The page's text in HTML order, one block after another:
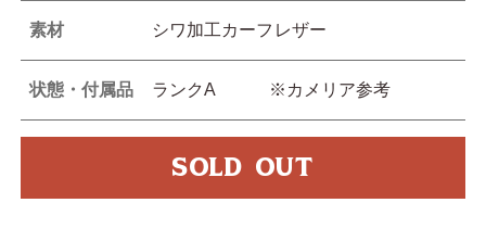
素材 シワ加工カーフレザー
状態・付属品 ランクA ※カメリア参考
SOLD OUT